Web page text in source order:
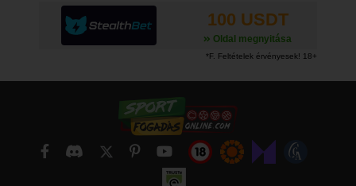
100 USDT
Oldal megnyitása